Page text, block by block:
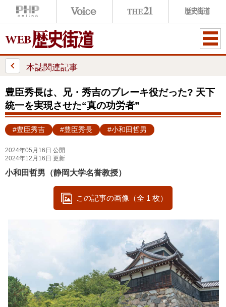
ME
本誌関連記事
豊臣秀長は、兄・秀吉のブレーキ役だった? 天下
統一を実現させた“真の功労者”
#豊臣秀吉 #豊臣秀長 #小和田哲男
2024年05月16日 公開
2024年12月16日 更新
小和田哲男（静岡大学名誉教授）
この記事の画像（全 1 枚）